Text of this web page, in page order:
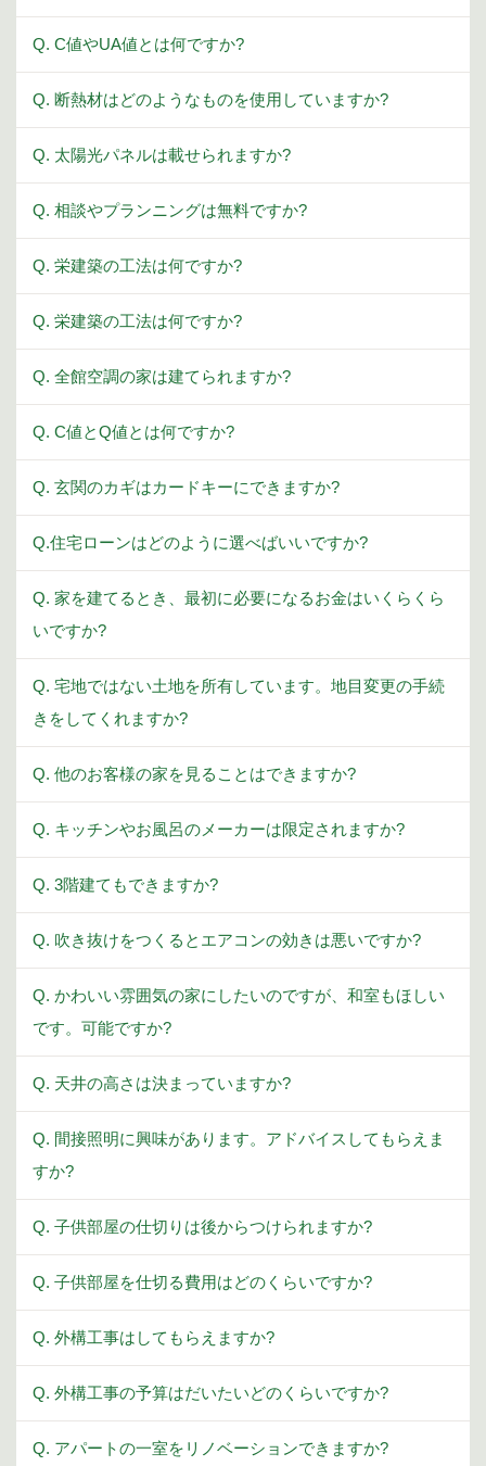
Q. C値やUA値とは何ですか?
Q. 断熱材はどのようなものを使用していますか?
Q. 太陽光パネルは載せられますか?
Q. 相談やプランニングは無料ですか?
Q. 栄建築の工法は何ですか?
Q. 栄建築の工法は何ですか?
Q. 全館空調の家は建てられますか?
Q. C値とQ値とは何ですか?
Q. 玄関のカギはカードキーにできますか?
Q.住宅ローンはどのように選べばいいですか?
Q. 家を建てるとき、最初に必要になるお金はいくらくら
いですか?
Q. 宅地ではない土地を所有しています。地目変更の手続
きをしてくれますか?
Q. 他のお客様の家を見ることはできますか?
Q. キッチンやお風呂のメーカーは限定されますか?
Q. 3階建てもできますか?
Q. 吹き抜けをつくるとエアコンの効きは悪いですか?
Q. かわいい雰囲気の家にしたいのですが、和室もほしい
です。可能ですか?
Q. 天井の高さは決まっていますか?
Q. 間接照明に興味があります。アドバイスしてもらえま
すか?
Q. 子供部屋の仕切りは後からつけられますか?
Q. 子供部屋を仕切る費用はどのくらいですか?
Q. 外構工事はしてもらえますか?
Q. 外構工事の予算はだいたいどのくらいですか?
Q. アパートの一室をリノベーションできますか?